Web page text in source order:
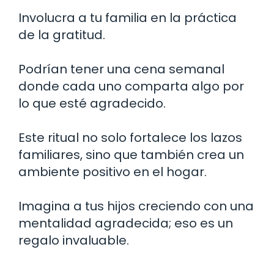
Involucra a tu familia en la práctica
de la gratitud.
Podrían tener una cena semanal
donde cada uno comparta algo por
lo que esté agradecido.
Este ritual no solo fortalece los lazos
familiares, sino que también crea un
ambiente positivo en el hogar.
Imagina a tus hijos creciendo con una
mentalidad agradecida; eso es un
regalo invaluable.